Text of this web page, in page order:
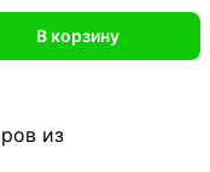
из
В корзину